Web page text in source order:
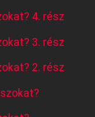
4. rész
3. rész
2. rész